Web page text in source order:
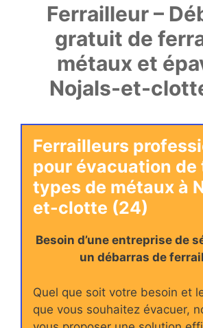
Ferrailleur –
gratuit de
métaux et
Nojals-et-
Ferrailleurs
pour évacuation de
types de métaux à
et-clotte (24)
Besoin d’une entreprise de
un débarras de
Quel que soit votre besoin et
que vous souhaitez évacuer,